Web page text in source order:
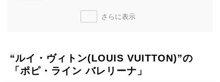
さらに表示
“ルイ・ヴィトン(LOUIS VUITTON)”の
「ポピ・ライン バレリーナ」